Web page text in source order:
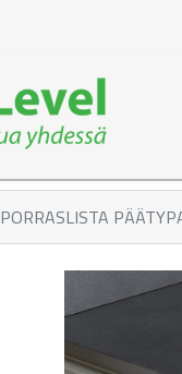
PORRASLISTA